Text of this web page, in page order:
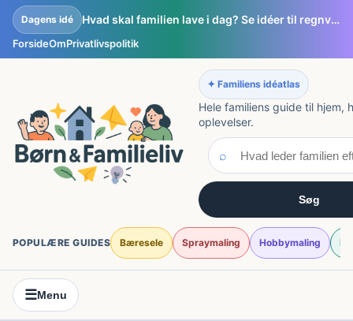
Spring
indhold
Dagens idé Hvad skal familien lave i dag? Se idéer til regnvejrsdage, weekendprojekter og små eventyr
ForsideOmPrivatlivspolitik
✦ Familiens idéatlas
Hele familiens guide til hjem,
oplevelser.
⌕
Søg
POPULÆRE GUIDES Bæresele Spraymaling Hobbymaling
☰Menu